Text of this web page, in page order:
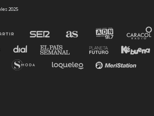
2025